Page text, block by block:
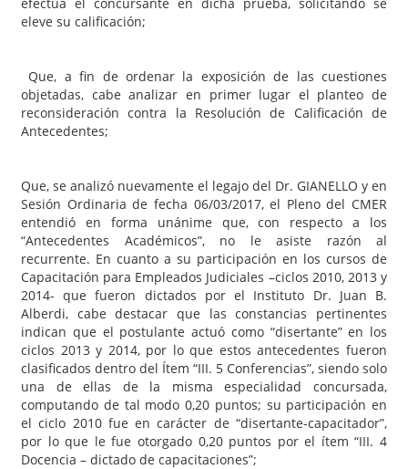
eleve su calificación;
Que, a fin de ordenar la exposición de las cuestiones
objetadas, cabe analizar en primer lugar el planteo de
reconsideración contra la Resolución de Calificación de
Antecedentes;
Que, se analizó nuevamente el legajo del Dr. GIANELLO y en
Sesión Ordinaria de fecha 06/03/2017, el Pleno del CMER
entendió en forma unánime que, con respecto a los
“Antecedentes Académicos”, no le asiste razón al
recurrente. En cuanto a su participación en los cursos de
Capacitación para Empleados Judiciales –ciclos 2010, 2013 y
2014- que fueron dictados por el Instituto Dr. Juan B.
Alberdi, cabe destacar que las constancias pertinentes
indican que el postulante actuó como “disertante” en los
ciclos 2013 y 2014, por lo que estos antecedentes fueron
clasificados dentro del Ítem “III. 5 Conferencias”, siendo solo
una de ellas de la misma especialidad concursada,
computando de tal modo 0,20 puntos; su participación en
el ciclo 2010 fue en carácter de “disertante-capacitador”,
por lo que le fue otorgado 0,20 puntos por el ítem “III. 4
Docencia – dictado de capacitaciones”;